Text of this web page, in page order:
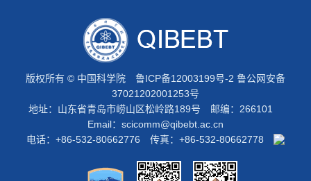
版权所有 © 中国科学院 鲁ICP备12003199号-2 鲁公网安备
37021202001253号
地址：山东省青岛市崂山区松岭路189号 邮编：266101
Email： scicomm@qibebt.ac.cn
电话：+86-532-80662776 传真：+86-532-80662778